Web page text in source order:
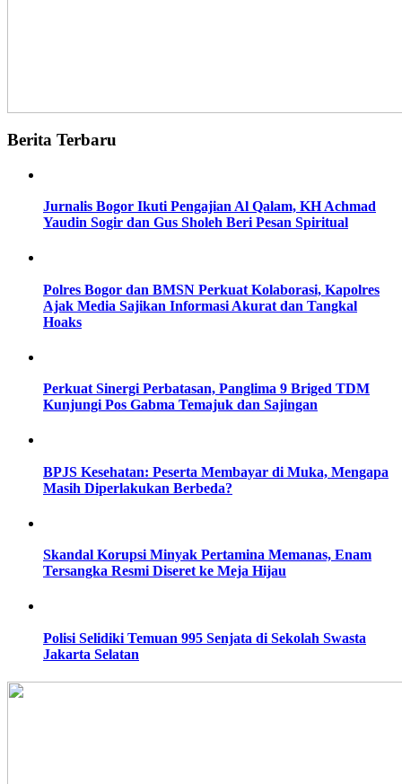
Berita Terbaru
Jurnalis Bogor Ikuti Pengajian Al Qalam, KH Achmad
Yaudin Sogir dan Gus Sholeh Beri Pesan Spiritual
Polres Bogor dan BMSN Perkuat Kolaborasi, Kapolres
Ajak Media Sajikan Informasi Akurat dan Tangkal
Hoaks
Perkuat Sinergi Perbatasan, Panglima 9 Briged TDM
Kunjungi Pos Gabma Temajuk dan Sajingan
BPJS Kesehatan: Peserta Membayar di Muka, Mengapa
Masih Diperlakukan Berbeda?
Skandal Korupsi Minyak Pertamina Memanas, Enam
Tersangka Resmi Diseret ke Meja Hijau
Polisi Selidiki Temuan 995 Senjata di Sekolah Swasta
Jakarta Selatan